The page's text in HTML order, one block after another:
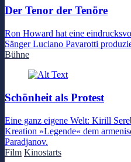
Der Tenor der Tenöre
Ron Howard hat eine
Sänger Luciano Pavarotti
Bühne
Schönheit als Protest
Eine ganz eigene Welt: Kirill
Kreation »Legende« dem
Paradjanov.
Film Kinostarts